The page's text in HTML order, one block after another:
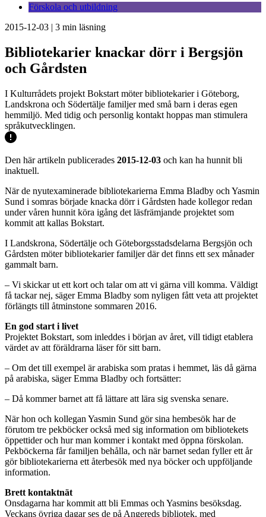
Förskola och utbildning
2015-12-03 | 3 min läsning
Bibliotekarier knackar dörr i Bergsjön
och Gårdsten
I Kulturrådets projekt Bokstart möter bibliotekarier i Göteborg,
Landskrona och Södertälje familjer med små barn i deras egen
hemmiljö. Med tidig och personlig kontakt hoppas man stimulera
språkutvecklingen.
Den här artikeln publicerades 2015-12-03 och kan ha hunnit bli
inaktuell.
När de nyutexaminerade bibliotekarierna Emma Bladby och Yasmin
Sund i somras började knacka dörr i Gårdsten hade kollegor redan
under våren hunnit köra igång det läsfrämjande projektet som
kommit att kallas Bokstart.
I Landskrona, Södertälje och Göteborgsstadsdelarna Bergsjön och
Gårdsten möter bibliotekarier familjer där det finns ett sex månader
gammalt barn.
– Vi skickar ut ett kort och talar om att vi gärna vill komma. Väldigt
få tackar nej, säger Emma Bladby som nyligen fått veta att projektet
förlängts till åtminstone sommaren 2016.
En god start i livet
Projektet Bokstart, som inleddes i början av året, vill tidigt etablera
värdet av att föräldrarna läser för sitt barn.
– Om det till exempel är arabiska som pratas i hemmet, läs då gärna
på arabiska, säger Emma Bladby och fortsätter:
– Då kommer barnet att få lättare att lära sig svenska senare.
När hon och kollegan Yasmin Sund gör sina hembesök har de
förutom tre pekböcker också med sig information om bibliotekets
öppettider och hur man kommer i kontakt med öppna förskolan.
Pekböckerna får familjen behålla, och när barnet sedan fyller ett år
gör bibliotekarierna ett återbesök med nya böcker och uppföljande
information.
Brett kontaktnät
Onsdagarna har kommit att bli Emmas och Yasmins besöksdag.
Veckans övriga dagar ses de på Angereds bibliotek, med